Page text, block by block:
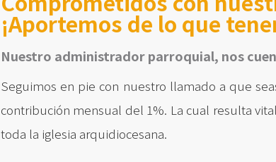
¡Aportemos de lo que
Nuestro administrador parroquial, nos
Seguimos en pie con nuestro llamado a que
contribución mensual del 1%. La cual resulta
toda la iglesia arquidiocesana.